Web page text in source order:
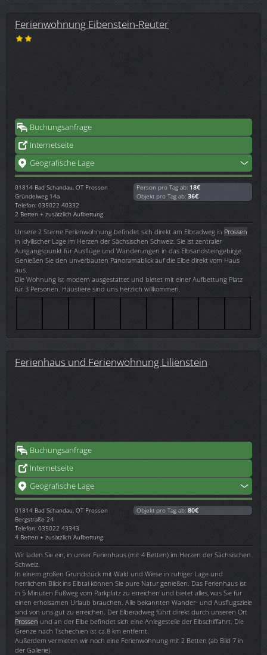
Ferienwohnung Eibenstein-Reuter
Buchungsanfrage
Internetseite
Geografische Lage
01814 Bad Schandau, OT Prossen
Gründelweg 14a
Telefon: 035022 40332
2 Betten + zusätzlich Aufbettung
Person pro Tag ab: 18€
Objekt pro Tag ab: 36€
Unsere 2 Sterne Ferienwohnung befindet sich direkt am Elbradweg in Prossen
in idyllischer Lage im Herzen der Sächsischen Schweiz. Sie ist zentraler
Ausgangspunkt für Ausflüge und Wanderungen in das Elbsandsteingebirge.
Genießen Sie den unverbauten Panoramablick auf die Elbe direkt vom Haus
aus.
Die Wohnung ist modern ausgestattet und bietet mit einer Aufbettung Platz
für 3 Personen. Haustiere sind uns herzlich willkommen.
Ferienhaus und Ferienwohnung Lilienstein
Buchungsanfrage
Internetseite
Geografische Lage
01814 Bad Schandau, OT Prossen
Bergstraße 24
Telefon: 035022 43343
4 Betten + zusätzlich Aufbettung
Objekt pro Tag ab: 80€
Wir laden Sie ein, in unser Ferienhaus (mit 4 Betten) im Herzen der Sächsischen
Schweiz.
In einem großen Grundstück mit Wald und Wiese in ruhiger Lage und
herrlichem Blick ins Elbtal können Sie pure Natur genießen. Das Ferienhaus ist
in 5 Minuten Fußweg vom Parkplatz zu erreichen und bietet alles, was Sie für
einen erholsamen Urlaub brauchen. Alle bekannten Wander- und Ausflugsziele
sind von uns gut zu erreichen. Der Elberadweg führt direkt durch unseren Ort
Prossen und an der Elbe befindet sich eine Anlegestelle der Elbschiffahrt. Die
Grenze nach Tschechien ist ca.8 km entfernt.
Außerdem vermieten wir noch eine Ferienwohnung mit 2 Betten (ab Bild 7 in
der Gallerie).